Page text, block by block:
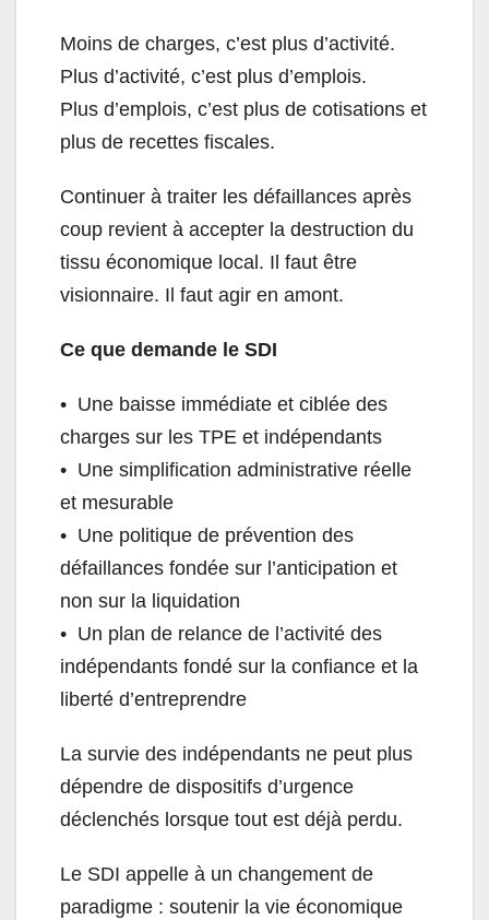
Moins de charges, c’est plus d’activité.
Plus d’activité, c’est plus d’emplois.
Plus d’emplois, c’est plus de cotisations et
plus de recettes fiscales.
Continuer à traiter les défaillances après
coup revient à accepter la destruction du
tissu économique local. Il faut être
visionnaire. Il faut agir en amont.
Ce que demande le SDI
•⁠ ⁠Une baisse immédiate et ciblée des
charges sur les TPE et indépendants
•⁠ ⁠Une simplification administrative réelle
et mesurable
•⁠ ⁠Une politique de prévention des
défaillances fondée sur l’anticipation et
non sur la liquidation
•⁠ ⁠Un plan de relance de l’activité des
indépendants fondé sur la confiance et la
liberté d’entreprendre
La survie des indépendants ne peut plus
dépendre de dispositifs d’urgence
déclenchés lorsque tout est déjà perdu.
Le SDI appelle à un changement de
paradigme : soutenir la vie économique